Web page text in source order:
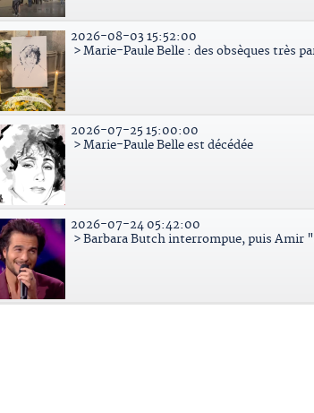
2026-08-03 15:52:00
> Marie-Paule Belle : des obsèques très
2026-07-25 15:00:00
> Marie-Paule Belle est décédée
2026-07-24 05:42:00
> Barbara Butch interrompue, puis Amir